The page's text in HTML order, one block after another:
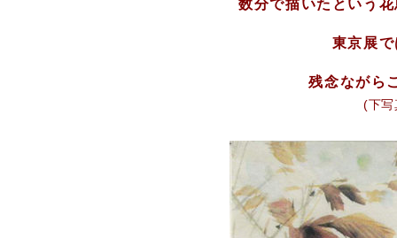
東京展
残念ながら
(下